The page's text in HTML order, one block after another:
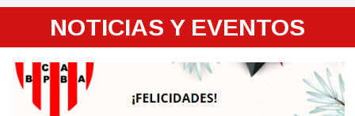
NOTICIAS Y EVENTOS
Para completar el envio de su mensaje ingrese el
siguiente número